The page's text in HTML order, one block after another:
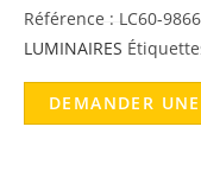
Référence : LC60-
LUMINAIRES
DEMANDER